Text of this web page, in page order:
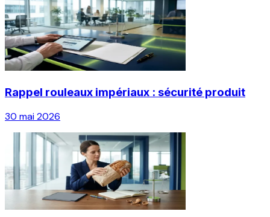
Rappel rouleaux impériaux : sécurité produit
30 mai 2026